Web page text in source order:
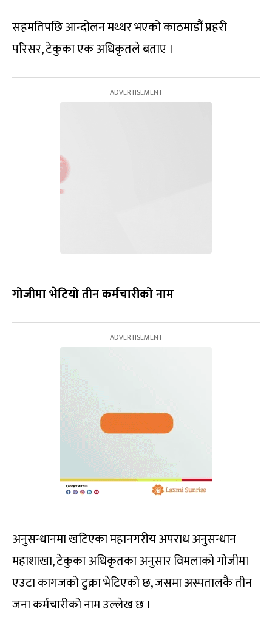
सहमतिपछि आन्दोलन मथ्थर भएको काठमाडौं प्रहरी
परिसर, टेकुका एक अधिकृतले बताए ।
गोजीमा भेटियो तीन कर्मचारीको नाम
अनुसन्धानमा खटिएका महानगरीय अपराध अनुसन्धान
महाशाखा, टेकुका अधिकृतका अनुसार विमलाको गोजीमा
एउटा कागजको टुक्रा भेटिएको छ, जसमा अस्पतालकै तीन
जना कर्मचारीको नाम उल्लेख छ ।